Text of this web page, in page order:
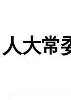
人大常